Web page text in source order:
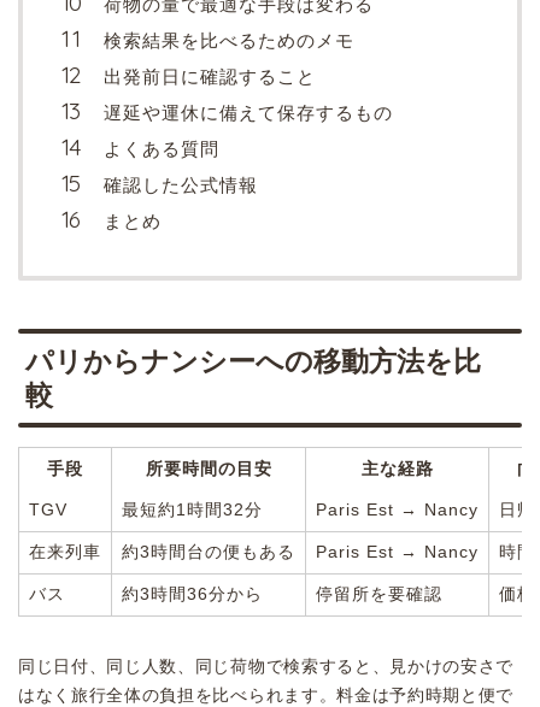
荷物の量で最適な手段は変わる
検索結果を比べるためのメモ
出発前日に確認すること
遅延や運休に備えて保存するもの
よくある質問
確認した公式情報
まとめ
パリからナンシーへの移動方法を比
較
手段 所要時間の目安 主な経路 向
TGV 最短約1時間32分 Paris Est → Nancy 日
在来列車 約3時間台の便もある Paris Est → Nancy 時間
バス 約3時間36分から 停留所を要確認 価格
同じ日付、同じ人数、同じ荷物で検索すると、見かけの安さで
はなく旅行全体の負担を比べられます。料金は予約時期と便で